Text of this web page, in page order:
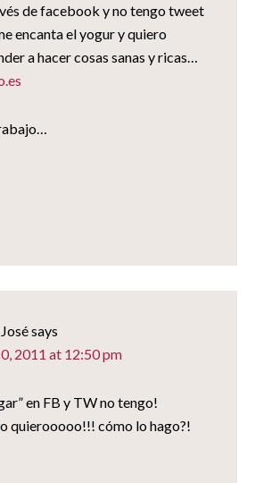
de facebook y no tengo tweet
encanta el yogur y quiero
a hacer cosas sanas y ricas…
says
2011 at 12:50 pm
en FB y TW no tengo!
quierooooo!!! cómo lo hago?!